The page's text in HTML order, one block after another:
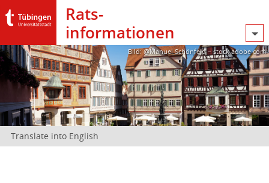
Rats­
informationen
Bild: @Manuel Schönfeld – stock.adobe.com
Translate into English